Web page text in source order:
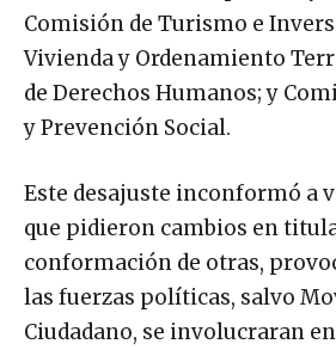
Comisión de Turismo e
Vivienda y Ordenamiento
de Derechos Humanos; y
y Prevención Social.
Este desajuste inconformó a
que pidieron cambios en
conformación de otras,
las fuerzas políticas, salvo
Ciudadano, se involucraran